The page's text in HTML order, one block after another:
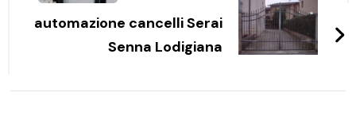
automazione cancelli Serai
Senna Lodigiana